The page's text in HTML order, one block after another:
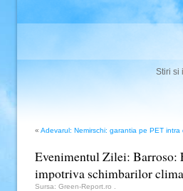
Stiri si
« Adevarul: Nemirschi: garantia pe PET intra
Evenimentul Zilei: Barroso:
impotriva schimbarilor
Sursa: Green-Report.ro